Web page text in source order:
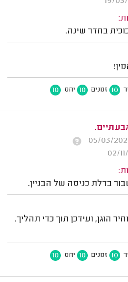
בחדר שינה.
10 זמנים 10 יחס 10
בדלת כניסה של הבניין.
הוגן, ועידכן תוך כדי תהליך.
10 זמנים 10 יחס 10